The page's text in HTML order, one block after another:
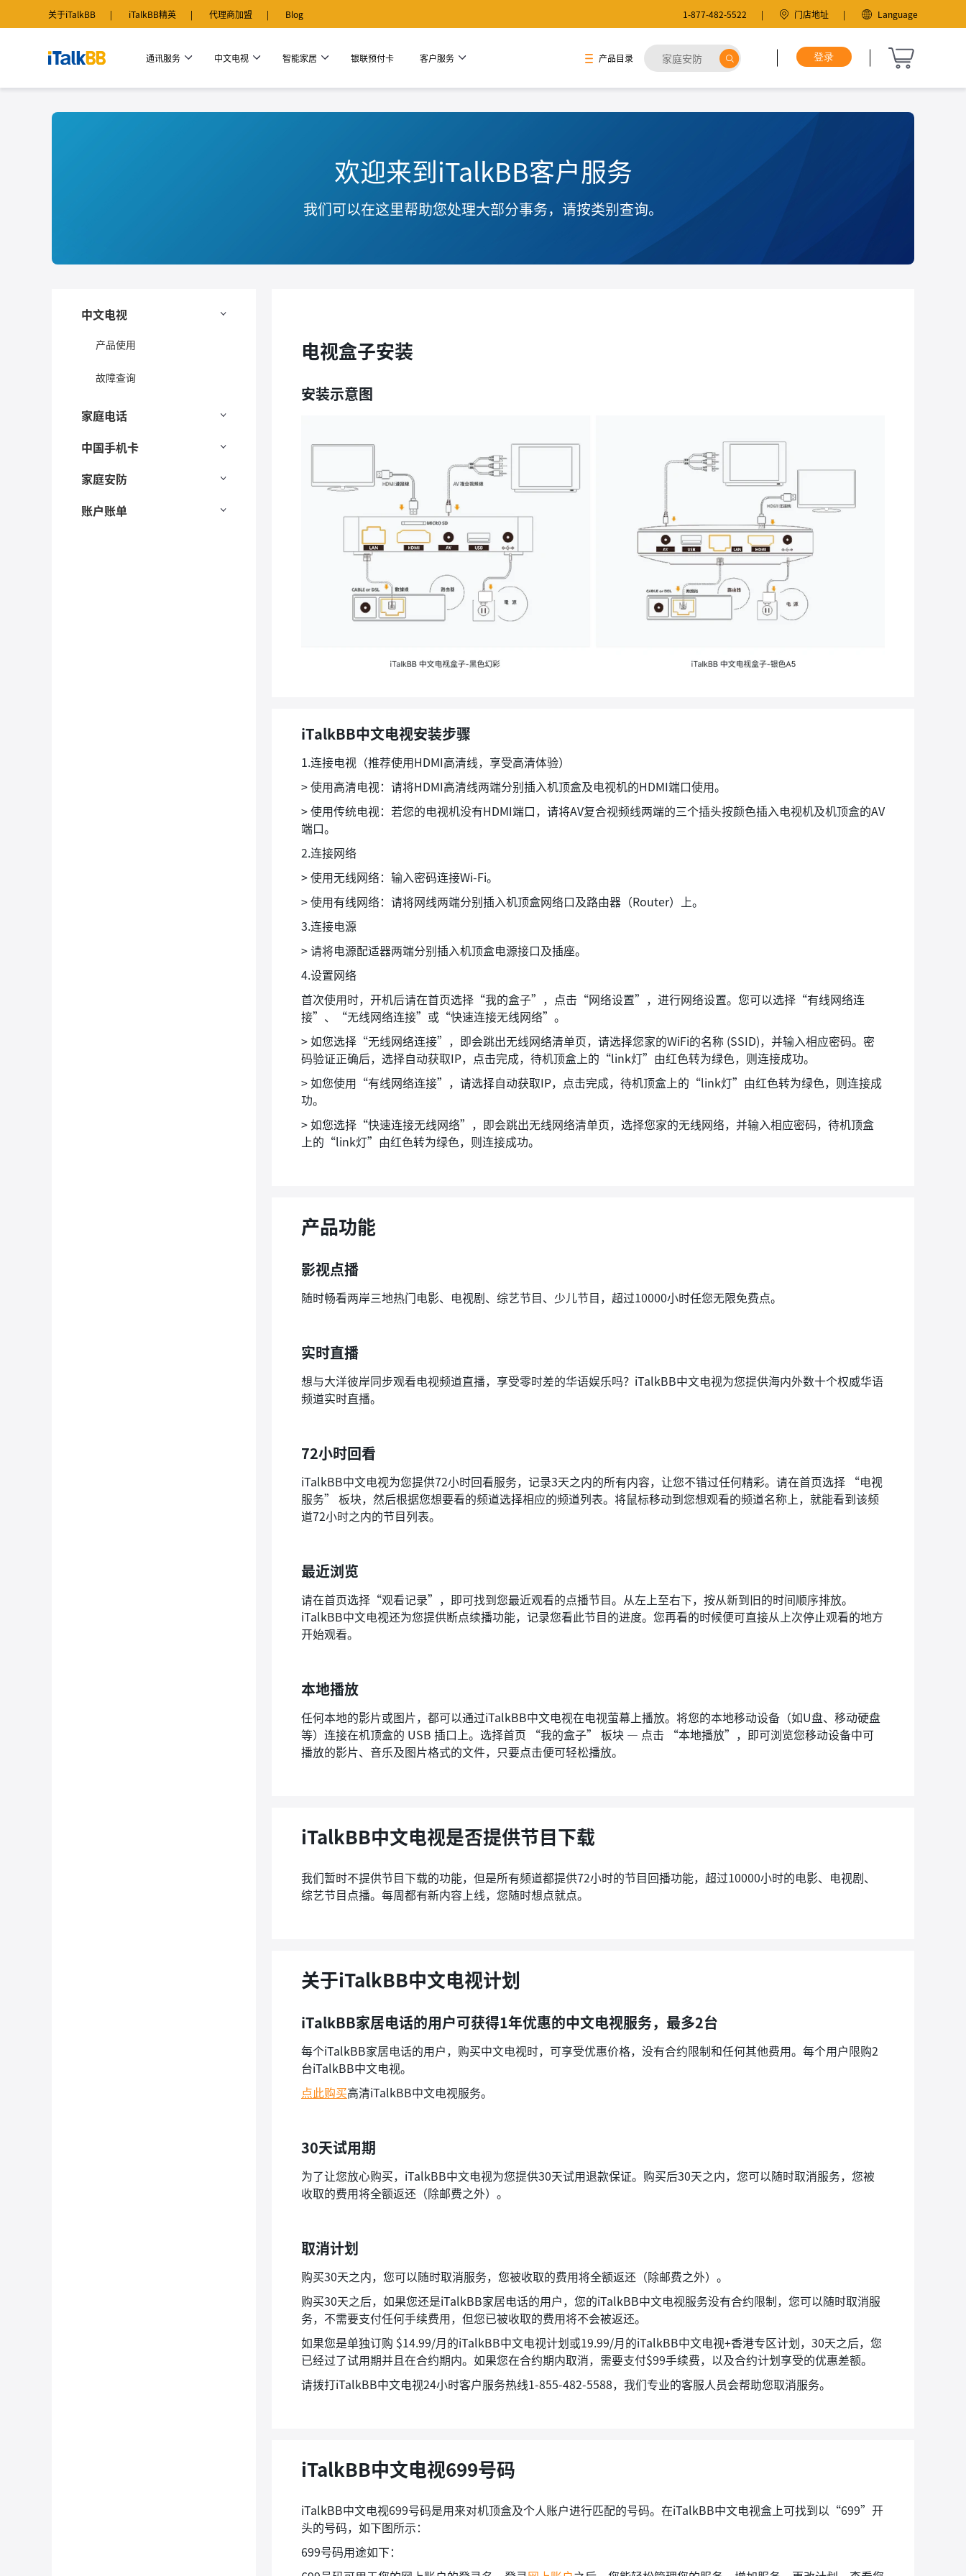
关于iTalkBB iTalkBB精英 代理商加盟 Blog 1-877-482-5522 门店地址 Language
通讯服务 中文电视 智能家居 银联预付卡 客户服务 产品目录
欢迎来到iTalkBB客户服务
我们可以在这里帮助您处理大部分事务，请按类别查询。
中文电视
产品使用
故障查询
家庭电话
中国手机卡
家庭安防
账户账单
电视盒子安装
安装示意图
iTalkBB中文电视安装步骤
1.连接电视（推荐使用HDMI高清线，享受高清体验）
> 使用高清电视：请将HDMI高清线两端分别插入机顶盒及电视机的HDMI端口使用。
> 使用传统电视：若您的电视机没有HDMI端口，请将AV复合视频线两端的三个插头按颜色插入电视机及机顶盒的AV
端口。
2.连接网络
> 使用无线网络：输入密码连接Wi-Fi。
> 使用有线网络：请将网线两端分别插入机顶盒网络口及路由器（Router）上。
3.连接电源
> 请将电源配适器两端分别插入机顶盒电源接口及插座。
4.设置网络
首次使用时，开机后请在首页选择“我的盒子”，点击“网络设置”，进行网络设置。您可以选择“有线网络连
接”、“无线网络连接”或“快速连接无线网络”。
> 如您选择“无线网络连接”，即会跳出无线网络清单页，请选择您家的WiFi的名称 (SSID)，并输入相应密码。密
码验证正确后，选择自动获取IP，点击完成，待机顶盒上的“link灯”由红色转为绿色，则连接成功。
> 如您使用“有线网络连接”，请选择自动获取IP，点击完成，待机顶盒上的“link灯”由红色转为绿色，则连接成
功。
> 如您选择“快速连接无线网络”，即会跳出无线网络清单页，选择您家的无线网络，并输入相应密码，待机顶盒
上的“link灯”由红色转为绿色，则连接成功。
产品功能
影视点播
随时畅看两岸三地热门电影、电视剧、综艺节目、少儿节目，超过10000小时任您无限免费点。
实时直播
想与大洋彼岸同步观看电视频道直播，享受零时差的华语娱乐吗？iTalkBB中文电视为您提供海内外数十个权威华语
频道实时直播。
72小时回看
iTalkBB中文电视为您提供72小时回看服务，记录3天之内的所有内容，让您不错过任何精彩。请在首页选择 “电视
服务” 板块，然后根据您想要看的频道选择相应的频道列表。将鼠标移动到您想观看的频道名称上，就能看到该频
道72小时之内的节目列表。
最近浏览
请在首页选择“观看记录”，即可找到您最近观看的点播节目。从左上至右下，按从新到旧的时间顺序排放。
iTalkBB中文电视还为您提供断点续播功能，记录您看此节目的进度。您再看的时候便可直接从上次停止观看的地方
开始观看。
本地播放
任何本地的影片或图片，都可以通过iTalkBB中文电视在电视萤幕上播放。将您的本地移动设备（如U盘、移动硬盘
等）连接在机顶盒的 USB 插口上。选择首页 “我的盒子” 板块 — 点击 “本地播放”，即可浏览您移动设备中可
播放的影片、音乐及图片格式的文件，只要点击便可轻松播放。
iTalkBB中文电视是否提供节目下载
我们暂时不提供节目下载的功能，但是所有频道都提供72小时的节目回播功能，超过10000小时的电影、电视剧、
综艺节目点播。每周都有新内容上线，您随时想点就点。
关于iTalkBB中文电视计划
iTalkBB家居电话的用户可获得1年优惠的中文电视服务，最多2台
每个iTalkBB家居电话的用户，购买中文电视时，可享受优惠价格，没有合约限制和任何其他费用。每个用户限购2
台iTalkBB中文电视。
点此购买高清iTalkBB中文电视服务。
30天试用期
为了让您放心购买，iTalkBB中文电视为您提供30天试用退款保证。购买后30天之内，您可以随时取消服务，您被
收取的费用将全额返还（除邮费之外）。
取消计划
购买30天之内，您可以随时取消服务，您被收取的费用将全额返还（除邮费之外）。
购买30天之后，如果您还是iTalkBB家居电话的用户，您的iTalkBB中文电视服务没有合约限制，您可以随时取消服
务，不需要支付任何手续费用，但您已被收取的费用将不会被返还。
如果您是单独订购 $14.99/月的iTalkBB中文电视计划或19.99/月的iTalkBB中文电视+香港专区计划，30天之后，您
已经过了试用期并且在合约期内。如果您在合约期内取消，需要支付$99手续费，以及合约计划享受的优惠差额。
请拨打iTalkBB中文电视24小时客户服务热线1-855-482-5588，我们专业的客服人员会帮助您取消服务。
iTalkBB中文电视699号码
iTalkBB中文电视699号码是用来对机顶盒及个人账户进行匹配的号码。在iTalkBB中文电视盒上可找到以“699”开
头的号码，如下图所示：
699号码用途如下：